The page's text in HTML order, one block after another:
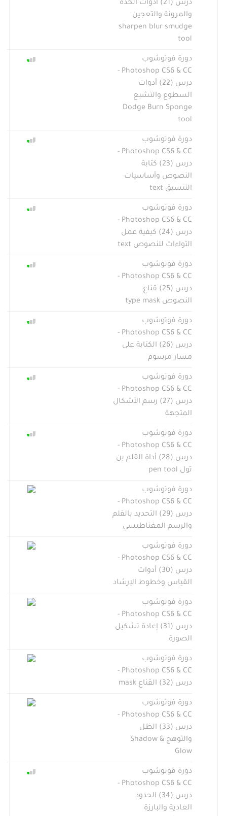
درس (21) أدوات الحدة
والمرونة والتعجين
sharpen blur smudge
tool
دورة فوتوشوب
Photoshop CS6 & CC -
درس (22) أدوات
السطوع والتشبع
Dodge Burn Sponge
tool
دورة فوتوشوب
Photoshop CS6 & CC -
درس (23) كتابة
النصوص وأساسيات
التنسيق text
دورة فوتوشوب
Photoshop CS6 & CC -
درس (24) كيفية عمل
التواءات للنصوص text
دورة فوتوشوب
Photoshop CS6 & CC -
درس (25) قناع
النصوص type mask
دورة فوتوشوب
Photoshop CS6 & CC -
درس (26) الكتابة على
مسار مرسوم
دورة فوتوشوب
Photoshop CS6 & CC -
درس (27) رسم الأشكال
المتجهة
دورة فوتوشوب
Photoshop CS6 & CC -
درس (28) أداة القلم بن
تول pen tool
دورة فوتوشوب
Photoshop CS6 & CC -
درس (29) التحديد بالقلم
والرسم المغناطيسي
دورة فوتوشوب
Photoshop CS6 & CC -
درس (30) أدوات
القياس وخطوط الإرشاد
دورة فوتوشوب
Photoshop CS6 & CC -
درس (31) إعادة تشكيل
الصورة
دورة فوتوشوب
Photoshop CS6 & CC -
درس (32) القناع mask
دورة فوتوشوب
Photoshop CS6 & CC -
درس (33) الظل
والتوهج Shadow &
Glow
دورة فوتوشوب
Photoshop CS6 & CC -
درس (34) الحدود
العادية والبارزة